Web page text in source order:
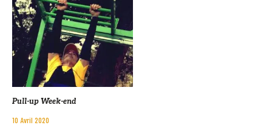
Pull-up Week-end
10 Avril 2020